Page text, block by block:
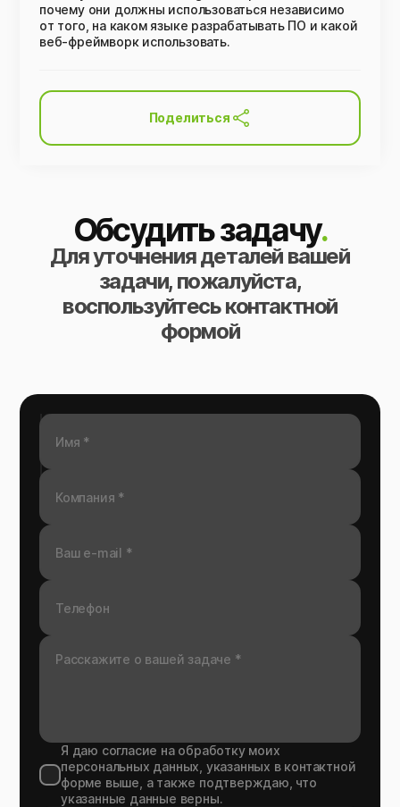
почему они должны использоваться независимо
от того, на каком языке разрабатывать ПО и какой
веб-фреймворк использовать.
Поделиться
Обсудить задачу.
Для уточнения деталей вашей
задачи, пожалуйста,
воспользуйтесь контактной
формой
Я даю согласие на обработку моих
персональных данных, указанных в контактной
форме выше, а также подтверждаю, что
указанные данные верны.